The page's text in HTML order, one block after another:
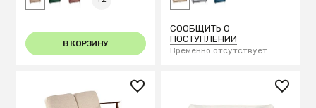
В КОРЗИНУ
СООБЩИТЬ О
ПОСТУПЛЕНИИ
Временно отсутствует